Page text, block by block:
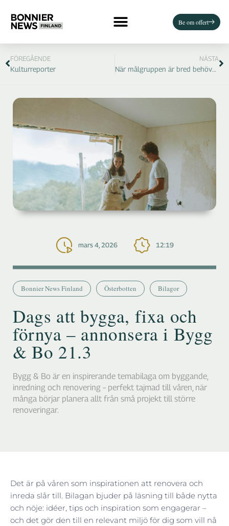
Be om offert
FÖREGÅENDE
Kulturreporter
NÄSTA
När målgruppen är bred behövs flera kanaler – så gör Yrkesakademin
mars 4, 2026 12:19
Bonnier News Finland Österbotten Bilagor
Dags att bygga, fixa och
förnya – annonsera i Bygg
& Bo 21.3
Bygg & Bo är en inspirerande temabilaga om byggande,
inredning och renovering – perfekt tajmad till våren, när
många börjar planera allt från små projekt till större
renoveringar.
Det är på våren som inspirationen att renovera och
inreda slår till. Bilagan bjuder på läsning till både nytta
och nöje: idéer, tips och inspiration som engagerar –
och det gör den till en relevant miljö för dig som vill nå